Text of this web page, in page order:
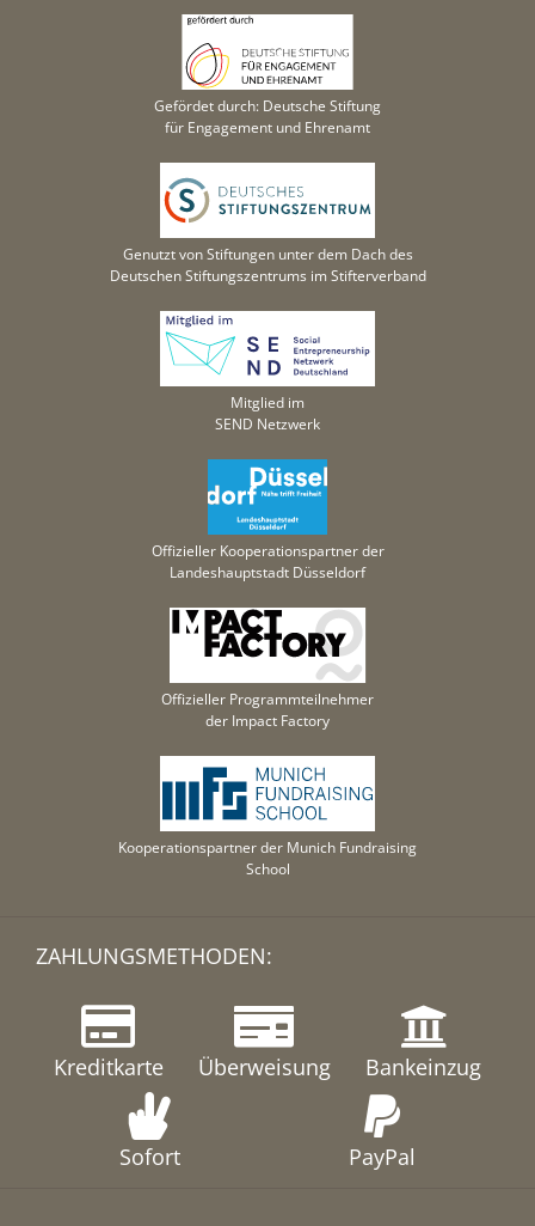
Gefördet durch: Deutsche Stiftung
für Engagement und Ehrenamt
Genutzt von Stiftungen unter dem Dach des
Deutschen Stiftungszentrums im Stifterverband
Mitglied im
SEND Netzwerk
Offizieller Kooperationspartner der
Landeshauptstadt Düsseldorf
Offizieller Programmteilnehmer
der Impact Factory
Kooperationspartner der Munich Fundraising
School
ZAHLUNGSMETHODEN:
Kreditkarte Überweisung Bankeinzug
Sofort PayPal